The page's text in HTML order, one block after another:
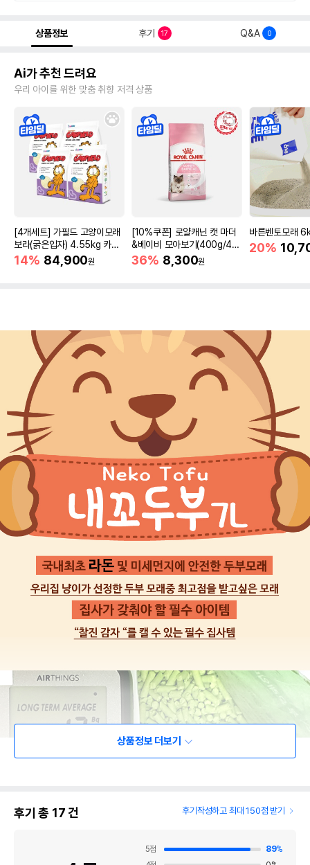
상품정보 후기 17 Q&A 0
Ai가 추천 드려요
우리 아이를 위한 맞춤 취향 저격 상품
[4개세트] 가필드 고양이모래
보라(굵은입자) 4.55kg 카사
바모래
14% 84,900원
[10%쿠폰] 로얄캐닌 캣 마더
&베이비 모아보기(400g/4/1
0kg)
36% 8,300원
바른벤토모래
20%
상품정보 더보기
후기 총 17건 후기작성하고 최대 150점 받기
5점 89%